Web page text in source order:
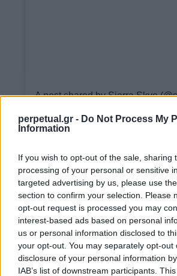
perpetual.gr - Do Not Process My
Information
If you wish to opt-out of the sale, sharing
processing of your personal or sensitive
targeted advertising by us, please use
section to confirm your selection. Please
opt-out request is processed you may
interest-based ads based on personal
us or personal information disclosed to
your opt-out. You may separately opt-out
disclosure of your personal information
IAB’s list of downstream participants.